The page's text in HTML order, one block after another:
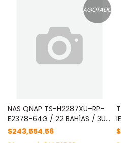
AGOTADO
NAS QNAP TS-H2287XU-RP-
E2378-64G / 22 BAHÍAS / 3UR
/ INTEL XEON 8 NÚCLEOS / 16
HILOS / 64GB DE RAM / 16 X
$243,554.56